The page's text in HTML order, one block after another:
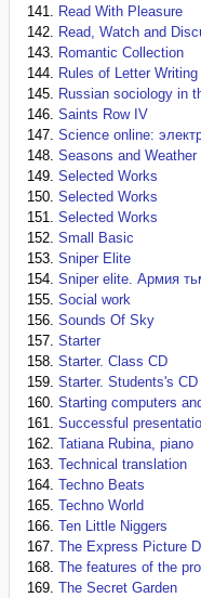
Read With Pleasure
Read, Watch and
Romantic Collection
Rules of Letter Writing
Russian sociology in
Saints Row IV
Science online:
Seasons and Weather
Selected Works
Selected Works
Selected Works
Small Basic
Sniper Elite
Sniper elite. Армия
Social work
Sounds Of Sky
Starter
Starter. Class CD
Starter. Students's CD
Starting computers
Successful
Tatiana Rubina, piano
Technical translation
Techno Beats
Techno World
Ten Little Niggers
The Express Picture
The features of the
The Secret Garden